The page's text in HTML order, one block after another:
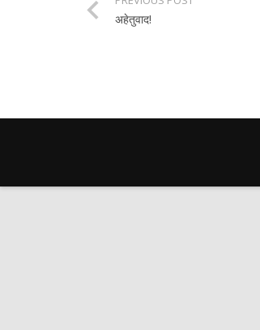
अहेतुवाद!